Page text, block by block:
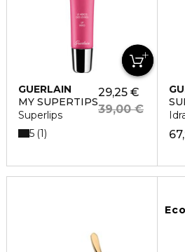
GUERLAIN
MY SUPERTIPS
Superlips
29,25 €
39,00 €
5 1